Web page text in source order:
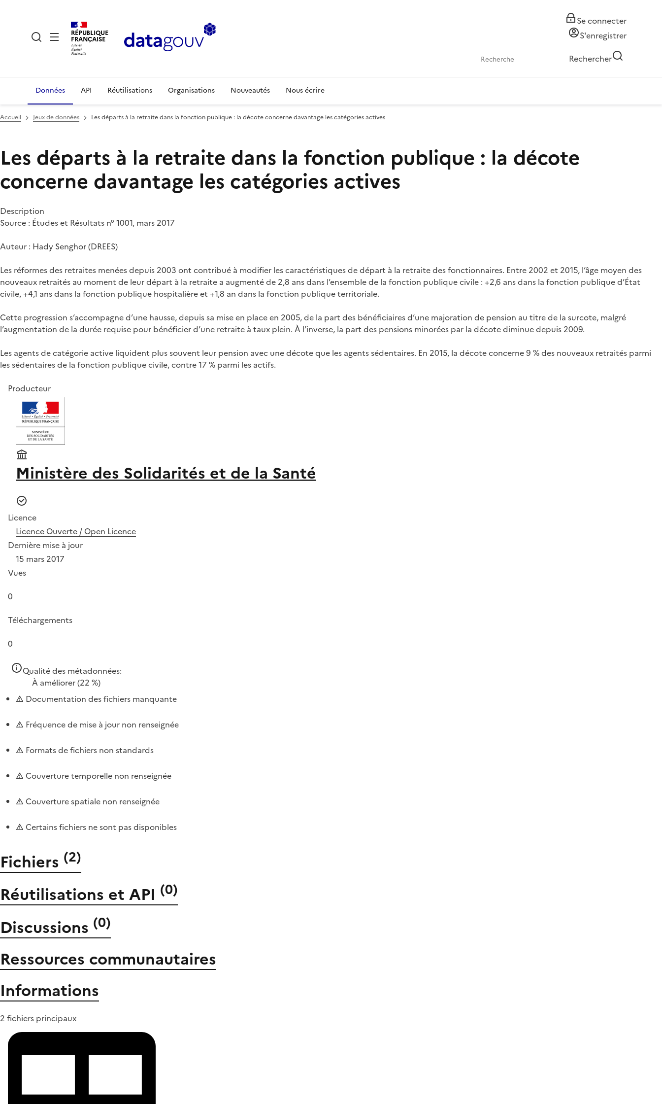
RÉPUBLIQUE
FRANÇAISE
Se connecter
S'enregistrer
Rechercher
Données API Réutilisations Organisations Nouveautés Nous écrire
Accueil Jeux de données Les départs à la retraite dans la fonction publique : la décote concerne davantage les catégories actives
Les départs à la retraite dans la fonction publique : la décote
concerne davantage les catégories actives
Description
Source : Études et Résultats n° 1001, mars 2017
Auteur : Hady Senghor (DREES)
Les réformes des retraites menées depuis 2003 ont contribué à modifier les caractéristiques de départ à la retraite des fonctionnaires. Entre 2002 et 2015, l’âge moyen des
nouveaux retraités au moment de leur départ à la retraite a augmenté de 2,8 ans dans l’ensemble de la fonction publique civile : +2,6 ans dans la fonction publique d’État
civile, +4,1 ans dans la fonction publique hospitalière et +1,8 an dans la fonction publique territoriale.
Cette progression s’accompagne d’une hausse, depuis sa mise en place en 2005, de la part des bénéficiaires d’une majoration de pension au titre de la surcote, malgré
l’augmentation de la durée requise pour bénéficier d’une retraite à taux plein. À l’inverse, la part des pensions minorées par la décote diminue depuis 2009.
Les agents de catégorie active liquident plus souvent leur pension avec une décote que les agents sédentaires. En 2015, la décote concerne 9 % des nouveaux retraités parmi
les sédentaires de la fonction publique civile, contre 17 % parmi les actifs.
Producteur
Ministère des Solidarités et de la Santé
Licence
Licence Ouverte / Open Licence
Dernière mise à jour
15 mars 2017
Vues
0
Téléchargements
0
Qualité des métadonnées:
À améliorer(22 %)
Documentation des fichiers manquante
Fréquence de mise à jour non renseignée
Formats de fichiers non standards
Couverture temporelle non renseignée
Couverture spatiale non renseignée
Certains fichiers ne sont pas disponibles
Fichiers (2)
Réutilisations et API (0)
Discussions (0)
Ressources communautaires
Informations
2 fichiers principaux